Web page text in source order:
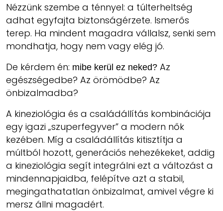
Nézzünk szembe a ténnyel: a túlterheltség
adhat egyfajta biztonságérzete. Ismerős
terep. Ha mindent magadra vállalsz, senki sem
mondhatja, hogy nem vagy elég jó.
De kérdem én: mibe kerül ez neked? Az
egészségedbe? Az örömödbe? Az
önbizalmadba?
A kineziológia és a családállítás kombinációja
egy igazi „szuperfegyver” a modern nők
kezében. Míg a családállítás kitisztítja a
múltból hozott, generációs nehezékeket, addig
a kineziológia segít integrálni ezt a változást a
mindennapjaidba, felépítve azt a stabil,
megingathatatlan önbizalmat, amivel végre ki
mersz állni magadért.